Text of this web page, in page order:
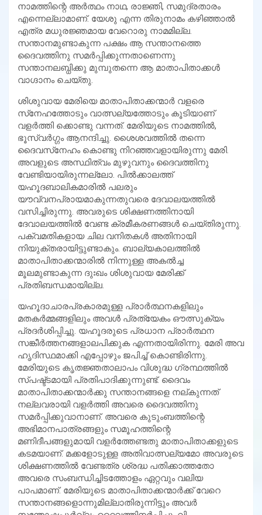
നാമത്തിന്റെ അര്‍ത്ഥം നാഥ, രാജ്ഞി, സമുദ്രതാരം
എന്നെല്ലാമാണ്. യേശു എന്ന തിരുനാമം കഴിഞ്ഞാല്‍
എത്ര മധുരജ്ഞമായ വേറൊരു നാമമില്ല.
സന്താനമുണ്ടാകുന്ന പക്ഷം ആ സന്താനത്തെ
ദൈവത്തിനു സമര്‍പ്പിക്കുന്നതാണെന്നു
സന്താനലബ്ധിക്കു മുമ്പുതന്നെ ആ മാതാപിതാക്കള്‍
വാഗ്ദാനം ചെയ്തു.
ശിശുവായ മേരിയെ മാതാപിതാക്കന്മാര്‍ വളരെ
സ്‌നേഹത്തോടും വാത്സല്യത്തോടും കൂടിയാണ്
വളര്‍ത്തി ക്കൊണ്ടു വന്നത്. മേരിയുടെ നാമത്തില്‍,
ഭൂസ്വര്‍ഗ്ഗം ആനന്ദിച്ചു. ശൈശവത്തില്‍ തന്നെ
ദൈവസ്‌നേഹം കൊണ്ടു നിറഞ്ഞവളായിരുന്നു മേരി.
അവളുടെ അസ്ഥിത്വം മുഴുവനും ദൈവത്തിനു
വേണ്ടിയായിരുന്നല്ലോ. പില്‍ക്കാലത്ത്
യഹൂദബാലികമാരില്‍ പലരും
യൗവ്വനപ്രായമാകുന്നതുവരെ ദേവാലയത്തില്‍
വസിച്ചിരുന്നു. അവരുടെ ശിക്ഷണത്തിനായി
ദേവാലയത്തില്‍ വേണ്ട ക്രമീകരണങ്ങള്‍ ചെയ്തിരുന്നു.
പക്വമതികളായ ചില വനിതകള്‍ അതിനായി
നിയുക്തരായിട്ടുണ്ടാകും. ബാല്യകാലത്തില്‍
മാതാപിതാക്കന്മാരില്‍ നിന്നുള്ള അകല്‍ച്ച
മൂലമുണ്ടാകുന്ന ദുഃഖം ശിശുവായ മേരിക്ക്
പ്രതിബന്ധമായില്ല.
യഹൂദാചാരപ്രകാരമുള്ള പ്രാര്‍ത്ഥനകളിലും
മതകര്‍മ്മങ്ങളിലും അവള്‍ പ്രത്യേകം ഔത്സുക്യം
പ്രദര്‍ശിപ്പിച്ചു. യഹൂദരുടെ പ്രധാന പ്രാര്‍ത്ഥന
സങ്കീര്‍ത്തനങ്ങളാലപിക്കുക എന്നതായിരിന്നു. മേരി അവ
ഹൃദിസ്ഥമാക്കി എപ്പോഴും ജപിച്ച് കൊണ്ടിരിന്നു.
മേരിയുടെ കൃതജ്ഞതാലാപം വിശുദ്ധ ഗ്രന്ഥത്തില്‍
സ്പഷ്ട്ടമായി പ്രതിപാദിക്കുന്നുണ്ട്. ദൈവം
മാതാപിതാക്കന്മാര്‍ക്കു സന്താനങ്ങളെ നല്കുന്നത്
നല്ലവരായി വളര്‍ത്തി അവരെ ദൈവത്തിനു
സമര്‍പ്പിക്കുവാനാണ്. അവരെ കുടുംബത്തിന്റെ
അഭിമാനപാത്രങ്ങളും സമൂഹത്തിന്റെ
മണിദീപങ്ങളുമായി വളര്‍ത്തേണ്ടതു മാതാപിതാക്കളുടെ
കടമയാണ്. മക്കളോടുള്ള അതിവാത്സല്യമോ അവരുടെ
ശിക്ഷണത്തില്‍ വേണ്ടത്ര ശ്രദ്ധ പതിക്കാത്തതോ
അവരെ സംബന്ധിച്ചിടത്തോളം ഏറ്റവും വലിയ
പാപമാണ്. മേരിയുടെ മാതാപിതാക്കന്മാര്‍ക്ക് വേറെ
സന്താനങ്ങളൊന്നുമില്ലാതിരുന്നിട്ടും അവര്‍